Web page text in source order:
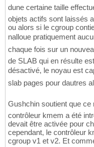
dune certaine taille
objets actifs sont laissés
ou alors si le cgroup
nalloue pratiquement
chaque fois sur un
de SLAB qui en résulte
désactivé, le noyau est
slab pages pour dautres
Gushchin soutient que ce
contrôleur kmem a été
devait être activée pour
cependant, le contrôleur
cgroup v1 et v2. Et